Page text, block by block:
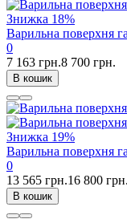
Знижка 18%
Варильна поверхня
0
7 163 грн.8 700 грн.
В кошик
Знижка 19%
Варильна поверхня
0
13 565 грн.16 800 грн.
В кошик